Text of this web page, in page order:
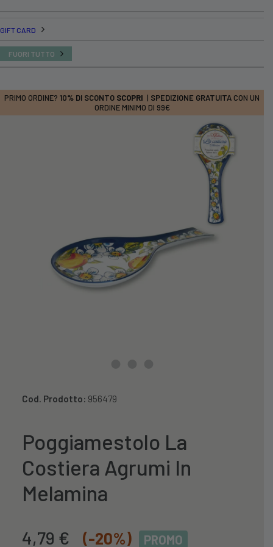
GIFT CARD
FUORI TUTTO
PRIMO ORDINE? 10% DI SCONTO SCOPRI | SPEDIZIONE GRATUITA CON UN
ORDINE MINIMO DI 99€
Cod. Prodotto: 956479
Poggiamestolo La
Costiera Agrumi In
Melamina
Il
4,79 € (-20%) PROMO